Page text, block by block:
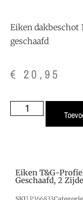
Eiken dakbeschot
geschaafd
€ 20,95
Eiken T&g-
Geschaafd, 2